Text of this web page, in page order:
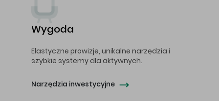
Wygoda
Elastyczne prowizje, unikalne narzędzia i
szybkie systemy dla aktywnych.
Narzędzia inwestycyjne